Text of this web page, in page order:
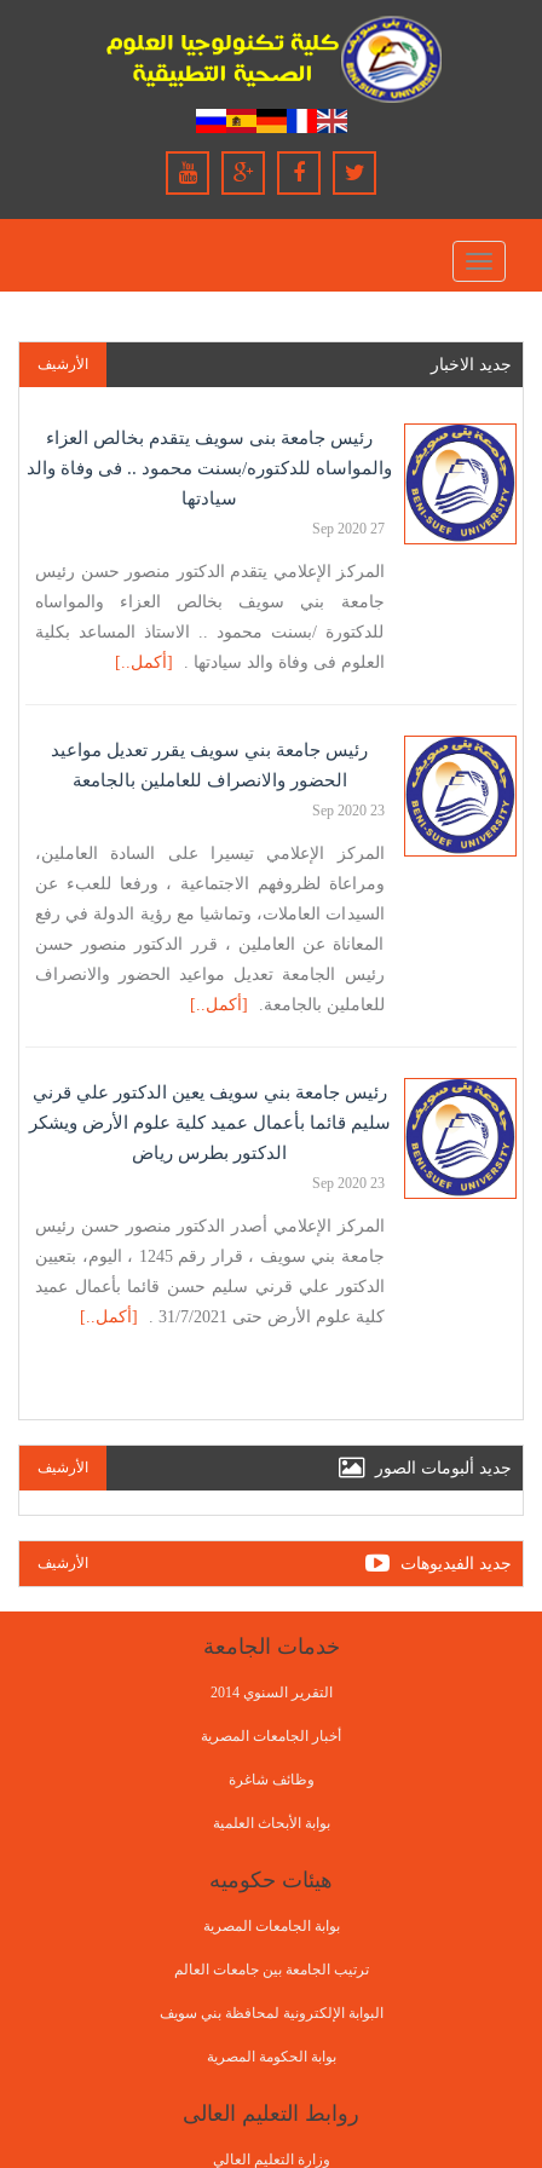
Toggle
navigation
جديد الاخبار الأرشيف
رئيس جامعة بنى سويف يتقدم بخالص العزاء
والمواساه للدكتوره/بسنت محمود .. فى وفاة والد
سيادتها
27 Sep 2020
المركز الإعلامي يتقدم الدكتور منصور حسن رئيس
جامعة بني سويف بخالص العزاء والمواساه
للدكتورة /بسنت محمود .. الاستاذ المساعد بكلية
العلوم فى وفاة والد سيادتها .
[أكمل..]
رئيس جامعة بني سويف يقرر تعديل مواعيد
الحضور والانصراف للعاملين بالجامعة
23 Sep 2020
المركز الإعلامي تيسيرا على السادة العاملين،
ومراعاة لظروفهم الاجتماعية ، ورفعا للعبء عن
السيدات العاملات، وتماشيا مع رؤية الدولة في رفع
المعاناة عن العاملين ، قرر الدكتور منصور حسن
رئيس الجامعة تعديل مواعيد الحضور والانصراف
للعاملين بالجامعة.
[أكمل..]
رئيس جامعة بني سويف يعين الدكتور علي قرني
سليم قائما بأعمال عميد كلية علوم الأرض ويشكر
الدكتور بطرس رياض
23 Sep 2020
المركز الإعلامي أصدر الدكتور منصور حسن رئيس
جامعة بني سويف ، قرار رقم 1245 ، اليوم، بتعيين
الدكتور علي قرني سليم حسن قائما بأعمال عميد
كلية علوم الأرض حتى 31/7/2021 .
[أكمل..]
جديد ألبومات الصور الأرشيف
جديد الفيديوهات الأرشيف
خدمات الجامعة
التقرير السنوي 2014
أخبار الجامعات المصرية
وظائف شاغرة
بوابة الأبحاث العلمية
هيئات حكوميه
بوابة الجامعات المصرية
ترتيب الجامعة بين جامعات العالم
البوابة الإلكترونية لمحافظة بني سويف
بوابة الحكومة المصرية
روابط التعليم العالى
وزارة التعليم العالي